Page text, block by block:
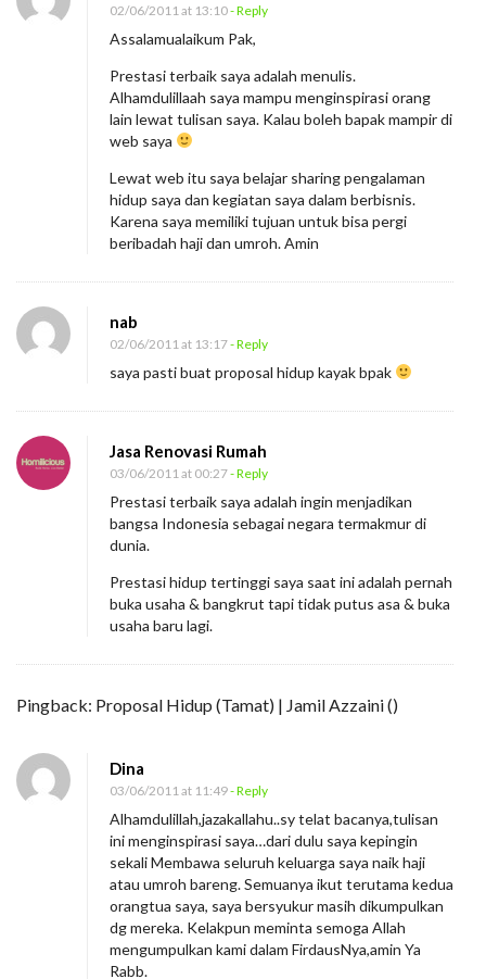
02/06/2011 at 13:10- Reply
Assalamualaikum Pak,
Prestasi terbaik saya adalah menulis.
Alhamdulillaah saya mampu menginspirasi orang
lain lewat tulisan saya. Kalau boleh bapak mampir di
web saya
Lewat web itu saya belajar sharing pengalaman
hidup saya dan kegiatan saya dalam berbisnis.
Karena saya memiliki tujuan untuk bisa pergi
beribadah haji dan umroh. Amin
nab
02/06/2011 at 13:17- Reply
saya pasti buat proposal hidup kayak bpak
Jasa Renovasi Rumah
03/06/2011 at 00:27- Reply
Prestasi terbaik saya adalah ingin menjadikan
bangsa Indonesia sebagai negara termakmur di
dunia.
Prestasi hidup tertinggi saya saat ini adalah pernah
buka usaha & bangkrut tapi tidak putus asa & buka
usaha baru lagi.
Pingback: Proposal Hidup (Tamat) | Jamil Azzaini()
Dina
03/06/2011 at 11:49- Reply
Alhamdulillah,jazakallahu..sy telat bacanya,tulisan
ini menginspirasi saya…dari dulu saya kepingin
sekali Membawa seluruh keluarga saya naik haji
atau umroh bareng. Semuanya ikut terutama kedua
orangtua saya, saya bersyukur masih dikumpulkan
dg mereka. Kelakpun meminta semoga Allah
mengumpulkan kami dalam FirdausNya,amin Ya
Rabb.